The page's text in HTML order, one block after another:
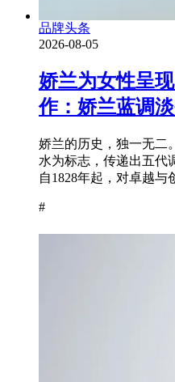
品牌头条
2026-08-05
娇兰为女性呈
作：娇兰蓝调
娇兰的历史，独一无二
水为标志，传递出五代
自1828年起，对卓越与
#